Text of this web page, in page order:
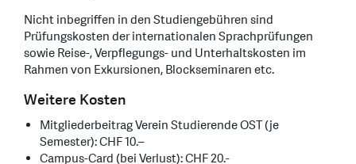
Nicht inbegriffen in den Studiengebühren sind
Prüfungskosten der internationalen Sprachprüfungen
sowie Reise-, Verpflegungs- und Unterhaltskosten im
Rahmen von Exkursionen, Blockseminaren etc.
Weitere Kosten
Mitgliederbeitrag Verein Studierende OST (je
Semester): CHF 10.–
Campus-Card (bei Verlust): CHF 20.-